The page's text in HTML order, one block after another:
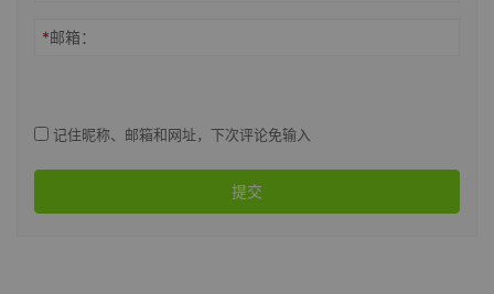
*邮箱：
记住昵称、邮箱和网址，下次评论免输入
提交